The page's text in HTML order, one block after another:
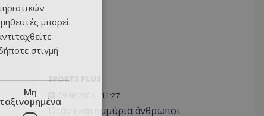
SPORTS PLUS
09.08.2026 - 11:27
Όταν εκατομμύρια άνθρωποι
μπορεί
στιγμή
Μη
ταξινομημένα